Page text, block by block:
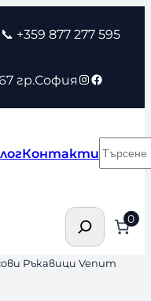
📞 +359 877 277 595
гр.София Instagram
Facebook
Контакти
Търсене 0
Ръкавици Venum